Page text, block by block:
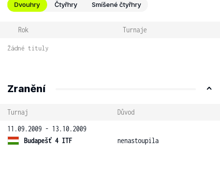
Dvouhry Čtyřhry Smíšené čtyřhry
Rok Turnaje
Žádné tituly
Zranění
Turnaj
Důvod
11.09.2009 - 13.10.2009
Budapešť 4 ITF
nenastoupila